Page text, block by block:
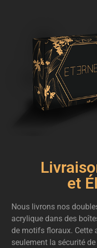
et
Nous livrons nos
acrylique dans des
de motifs floraux. Cette
seulement la sécurité